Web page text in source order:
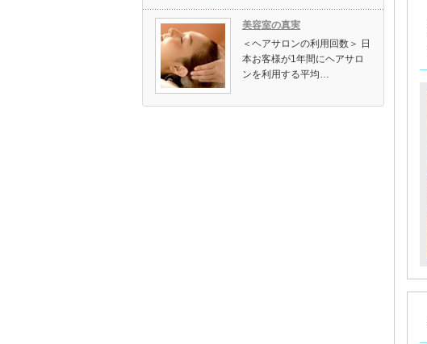
美容室の真実
＜ヘアサロンの利用回数＞ 日
本お客様が1年間にヘアサロ
ンを利用する平均…